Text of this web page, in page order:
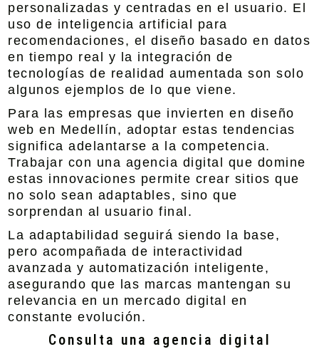
personalizadas y centradas en el usuario. El
uso de inteligencia artificial para
recomendaciones, el diseño basado en datos
en tiempo real y la integración de
tecnologías de realidad aumentada son solo
algunos ejemplos de lo que viene.
Para las empresas que invierten en diseño
web en Medellín, adoptar estas tendencias
significa adelantarse a la competencia.
Trabajar con una agencia digital que domine
estas innovaciones permite crear sitios que
no solo sean adaptables, sino que
sorprendan al usuario final.
La adaptabilidad seguirá siendo la base,
pero acompañada de interactividad
avanzada y automatización inteligente,
asegurando que las marcas mantengan su
relevancia en un mercado digital en
constante evolución.
Consulta una agencia digital